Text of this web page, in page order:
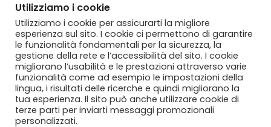
FacebookInstagram
Iscriviti alla newsletter
Utilizziamo i cookie
Utilizziamo i cookie per assicurarti la migliore
esperienza sul sito. I cookie ci permettono di garantire
le funzionalità fondamentali per la sicurezza, la
gestione della rete e l’accessibilità del sito. I cookie
migliorano l’usabilità e le prestazioni attraverso varie
funzionalità come ad esempio le impostazioni della
lingua, i risultati delle ricerche e quindi migliorano la
tua esperienza. Il sito può anche utilizzare cookie di
terze parti per inviarti messaggi promozionali
personalizzati.